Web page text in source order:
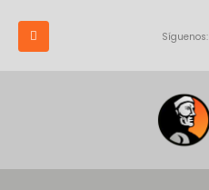
Síguenos: